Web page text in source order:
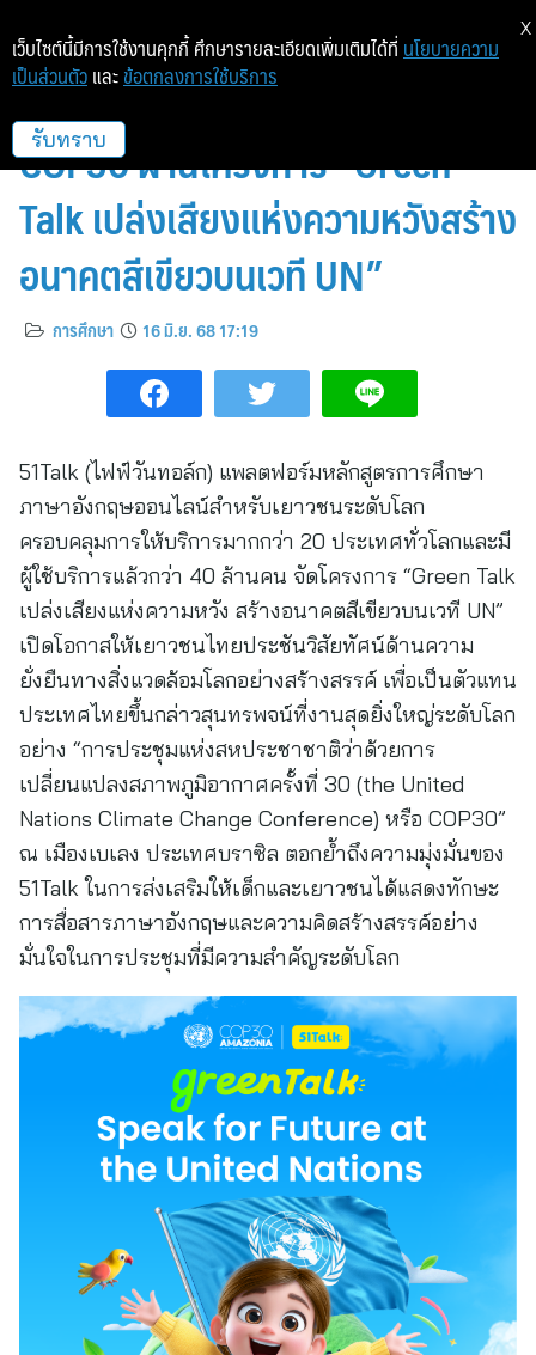
51Talk สานฝันเด็กไทยขึ้นเวที
COP30 ผ่านโครงการ “Green
Talk เปล่งเสียงแห่งความหวังสร้าง
อนาคตสีเขียวบนเวที UN”
การศึกษา 16 มิ.ย. 68 17:19
51Talk (ไฟฟ์วันทอล์ก) แพลตฟอร์มหลักสูตรการศึกษา
ภาษาอังกฤษออนไลน์สำหรับเยาวชนระดับโลก
ครอบคลุมการให้บริการมากกว่า 20 ประเทศทั่วโลกและมี
ผู้ใช้บริการแล้วกว่า 40 ล้านคน จัดโครงการ “Green Talk
เปล่งเสียงแห่งความหวัง สร้างอนาคตสีเขียวบนเวที UN”
เปิดโอกาสให้เยาวชนไทยประชันวิสัยทัศน์ด้านความ
ยั่งยืนทางสิ่งแวดล้อมโลกอย่างสร้างสรรค์ เพื่อเป็นตัวแทน
ประเทศไทยขึ้นกล่าวสุนทรพจน์ที่งานสุดยิ่งใหญ่ระดับโลก
อย่าง “การประชุมแห่งสหประชาชาติว่าด้วยการ
เปลี่ยนแปลงสภาพภูมิอากาศครั้งที่ 30 (the United
Nations Climate Change Conference) หรือ COP30”
ณ เมืองเบเลง ประเทศบราซิล ตอกย้ำถึงความมุ่งมั่นของ
51Talk ในการส่งเสริมให้เด็กและเยาวชนได้แสดงทักษะ
การสื่อสารภาษาอังกฤษและความคิดสร้างสรรค์อย่าง
มั่นใจในการประชุมที่มีความสำคัญระดับโลก
เว็บไซต์นี้มีการใช้งานคุกกี้ ศึกษารายละเอียดเพิ่มเติมได้ที่ นโยบายความ
เป็นส่วนตัว และ ข้อตกลงการใช้บริการ
รับทราบ
X